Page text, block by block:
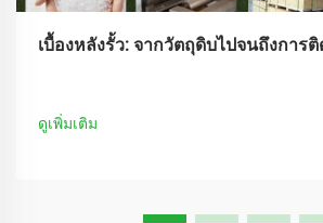
เบื้องหลังรั้ว: จากวัตถุดิบไปจนถึงการติ
ดูเพิ่มเติม